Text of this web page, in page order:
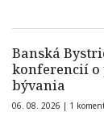
Banská
konferencií o
bývania
06. 08. 2026 | 1